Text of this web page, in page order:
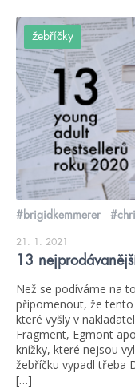
žebříčky
#brigidkemmerer
21. 1. 2021
13
Než se podíváme na
připomenout, že
které vyšly v
Fragment, Egmont
knížky, které nejsou
žebříčku vypadl třeba
[…]